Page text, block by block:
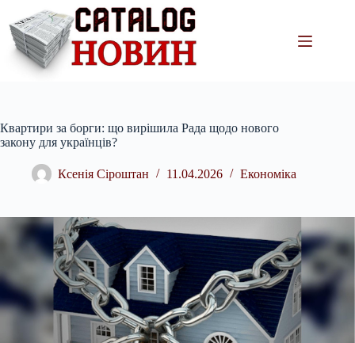
вмісту
Квартири за борги: що вирішила Рада щодо нового
закону для українців?
Ксенія Сіроштан 11.04.2026 Економіка